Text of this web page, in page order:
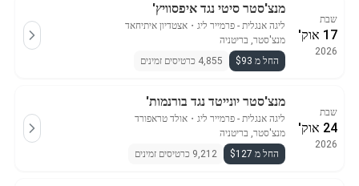
שבת
17 אוק'
2026
מנצ'סטר סיטי נגד איפסוויץ'
ליגה אנגלית - פרמייר ליג ・ אצטדיון איתיחאד
מנצ'סטר, בריטניה
החל מ $93
4,855 כרטיסים זמינים
שבת
24 אוק'
2026
מנצ'סטר יונייטד נגד בורנמות'
ליגה אנגלית - פרמייר ליג ・ אולד טראפורד
מנצ'סטר, בריטניה
החל מ $127
9,212 כרטיסים זמינים